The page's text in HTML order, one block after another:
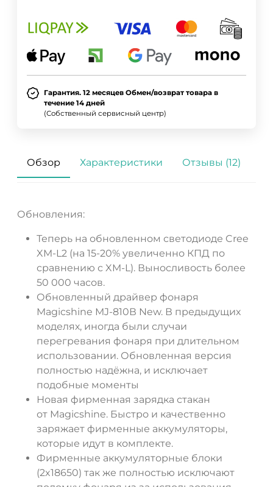
Гарантия. 12 месяцев Обмен/возврат товара в
течение 14 дней
(Собственный сервисный центр)
Обзор Характеристики Отзывы (12)
Обновления:
Теперь на обновленном светодиоде Cree
XM-L2 (на 15-20% увеличенно КПД по
сравнению с XM-L). Выносливость более
50 000 часов.
Обновленный драйвер фонаря
Magicshine MJ-810В New. В предыдущих
моделях, иногда были случаи
перегревания фонаря при длительном
использовании. Обновленная версия
полностью надёжна, и исключает
подобные моменты
Новая фирменная зарядка стакан
от Magicshine. Быстро и качественно
заряжает фирменные аккумуляторы,
которые идут в комплекте.
Фирменные аккумуляторные блоки
(2x18650) так же полностью исключают